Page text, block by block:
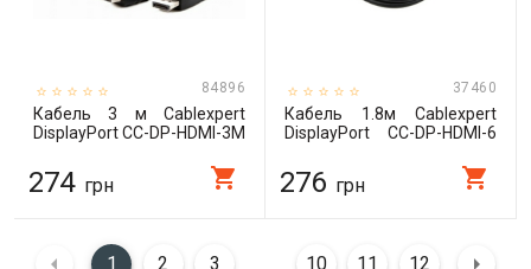
84896
Кабель 3 м Cablexpert
DisplayPort CC-DP-HDMI-3M
DP-HDMI-3M)
274 грн shopping_cart
37460
Кабель 1.8м Cablexpert
DisplayPort CC-DP-HDMI-6
276 грн shopping_cart
1 2 3 10 11 12